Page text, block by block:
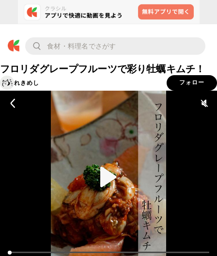
フロリダグレープフルーツで彩り牡蠣キムチ！
れきめし フォロー